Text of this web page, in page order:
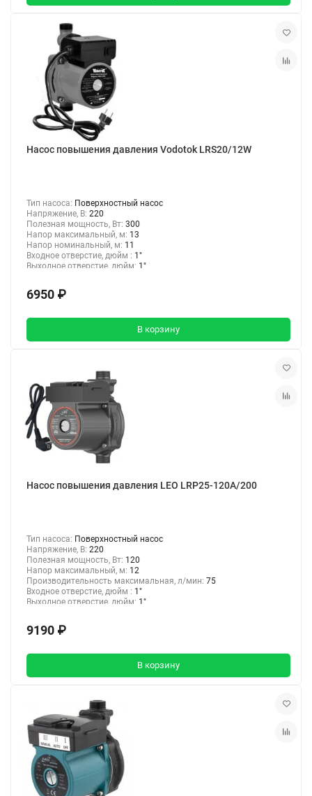
Насос повышения давления Vodotok LRS20/12W
Тип насоса: Поверхностный насос
Напряжение, В: 220
Полезная мощность, Вт: 300
Напор максимальный, м: 13
Напор номинальный, м: 11
Входное отверстие, дюйм : 1"
Выходное отверстие, дюйм: 1"
6950 ₽
В корзину
Насос повышения давления LEO LRP25-120A/200
Тип насоса: Поверхностный насос
Напряжение, В: 220
Полезная мощность, Вт: 120
Напор максимальный, м: 12
Производительность максимальная, л/мин: 75
Входное отверстие, дюйм : 1"
Выходное отверстие, дюйм: 1"
9190 ₽
В корзину